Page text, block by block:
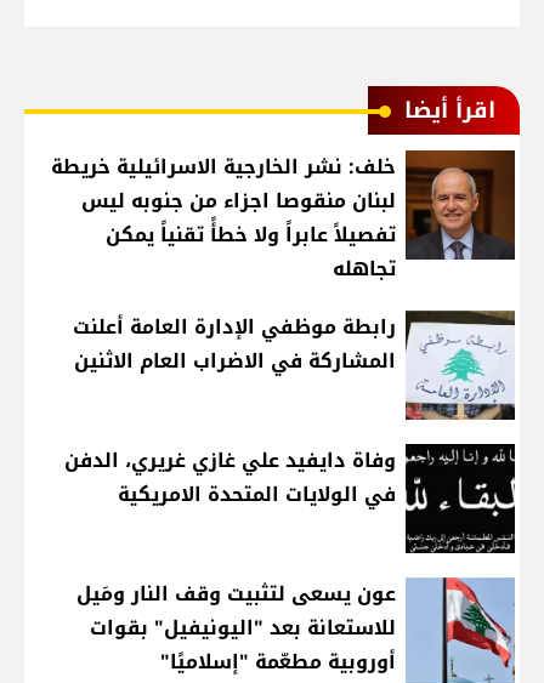
اقرأ أيضا
خلف: نشر الخارجية الاسرائيلية خريطة
لبنان منقوصا اجزاء من جنوبه ليس
تفصيلاً عابراً ولا خطأً تقنياً يمكن
تجاهله
رابطة موظفي الإدارة العامة أعلنت
المشاركة في الاضراب العام الاثنين
وفاة دايفيد علي غازي غريري، الدفن
في الولايات المتحدة الامريكية
عون يسعى لتثبيت وقف النار ومَيل
للاستعانة بعد "اليونيفيل" بقوات
أوروبية مطعّمة "إسلاميًا"